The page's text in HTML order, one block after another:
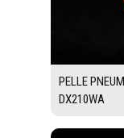
PELLE
DX210WA